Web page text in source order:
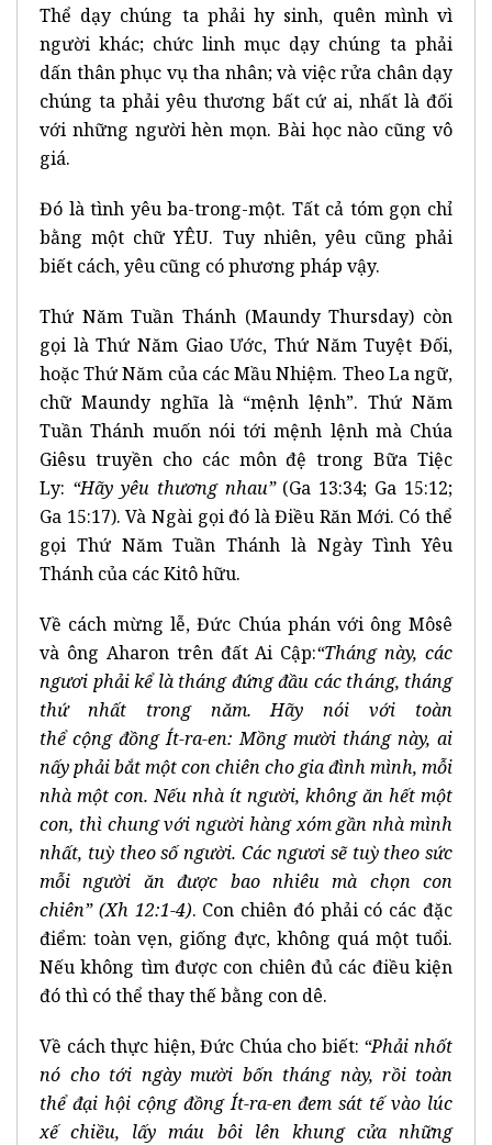
Thể dạy chúng ta phải hy sinh, quên mình vì
người khác; chức linh mục dạy chúng ta phải
dấn thân phục vụ tha nhân; và việc rửa chân dạy
chúng ta phải yêu thương bất cứ ai, nhất là đối
với những người hèn mọn. Bài học nào cũng vô
giá.
Đó là tình yêu ba-trong-một. Tất cả tóm gọn chỉ
bằng một chữ YÊU. Tuy nhiên, yêu cũng phải
biết cách, yêu cũng có phương pháp vậy.
Thứ Năm Tuần Thánh (Maundy Thursday) còn
gọi là Thứ Năm Giao Ước, Thứ Năm Tuyệt Đối,
hoặc Thứ Năm của các Mầu Nhiệm. Theo La ngữ,
chữ Maundy nghĩa là “mệnh lệnh”. Thứ Năm
Tuần Thánh muốn nói tới mệnh lệnh mà Chúa
Giêsu truyền cho các môn đệ trong Bữa Tiệc
Ly: “Hãy yêu thương nhau” (Ga 13:34; Ga 15:12;
Ga 15:17). Và Ngài gọi đó là Điều Răn Mới. Có thể
gọi Thứ Năm Tuần Thánh là Ngày Tình Yêu
Thánh của các Kitô hữu.
Về cách mừng lễ, Đức Chúa phán với ông Môsê
và ông Aharon trên đất Ai Cập:“Tháng này, các
ngươi phải kể là tháng đứng đầu các tháng, tháng
thứ nhất trong năm. Hãy nói với toàn
thể cộng đồng Ít-ra-en: Mồng mười tháng này, ai
nấy phải bắt một con chiên cho giađình mình, mỗi
nhà một con. Nếu nhà ít người, không ăn hết một
con, thì chung với người hàng xóm gần nhà mình
nhất, tuỳ theo số người. Các ngươi sẽ tuỳ theo sức
mỗi người ăn được bao nhiêu mà chọn con
chiên” (Xh 12:1-4). Con chiên đó phải có các đặc
điểm: toàn vẹn, giống đực, không quá một tuổi.
Nếu không tìm được con chiên đủ các điều kiện
đó thì có thể thay thế bằng con dê.
Về cách thực hiện, Đức Chúa cho biết: “Phải nhốt
nó cho tới ngày mười bốn tháng này, rồi toàn
thể đại hội cộng đồng Ít-ra-en đem sát tế vào lúc
xế chiều, lấy máu bôi lên khung cửa những